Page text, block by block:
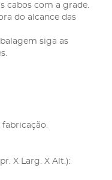
cabos com a grade.
do alcance das
siga as
X Larg. X Alt.):